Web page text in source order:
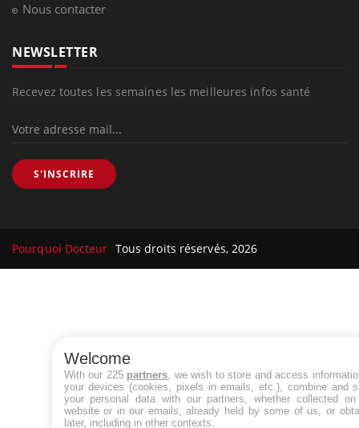
Nous contacter
NEWSLETTER
Recevez toutes les semaines les meilleures infos santé
S'INSCRIRE
Pourquoi Docteur Tous droits réservés, 2026
Welcome
With our 225 partners , we wish to store and access
your devices (cookies, pixels in emails, etc.), combine and
your personal data with our partners, whether collected
website or in our emails, already held by some of us, or
later, including in other contexts.